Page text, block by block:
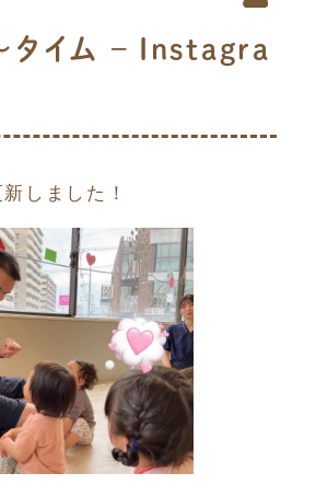
タイム – Instagra
しました！